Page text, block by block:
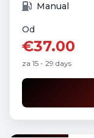
Manual
Od
€37.00
za 15 - 29 days